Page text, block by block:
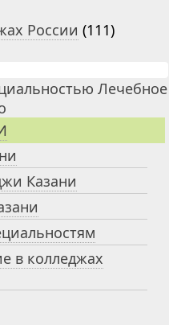
России (111)
Казани
в колледжах